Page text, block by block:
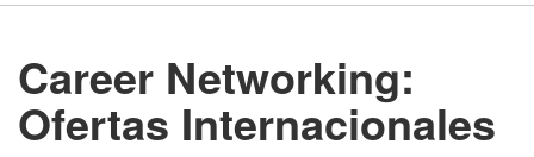
Career Networking:
Ofertas Internacionales